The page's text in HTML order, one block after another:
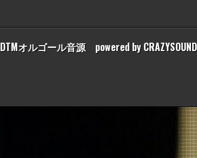
DTMオルゴール音源 powered by